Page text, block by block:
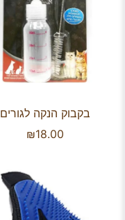
בקבוק הנקה לגורים
₪18.00